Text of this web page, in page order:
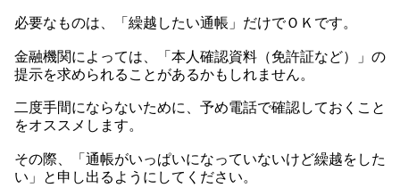
必要なものは、「繰越したい通帳」だけでＯＫです。
金融機関によっては、「本人確認資料（免許証など）」の
提示を求められることがあるかもしれません。
二度手間にならないために、予め電話で確認しておくこと
をオススメします。
その際、「通帳がいっぱいになっていないけど繰越をした
い」と申し出るようにしてください。